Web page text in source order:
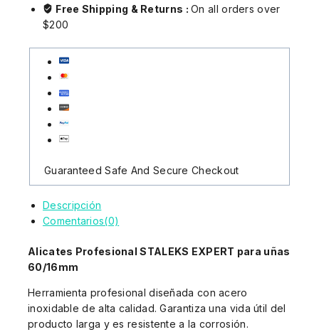
Free Shipping & Returns :On all orders over
$200
Guaranteed Safe And Secure Checkout
Descripción
Comentarios(0)
Alicates Profesional STALEKS EXPERT para uñas
60/16mm
Herramienta profesional diseñada con acero
inoxidable de alta calidad. Garantiza una vida útil del
producto larga y es resistente a la corrosión.